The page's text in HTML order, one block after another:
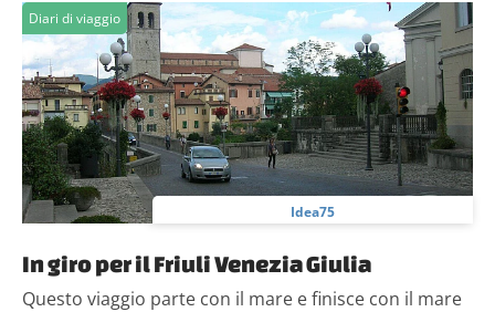
Diari di viaggio
Idea75
In giro per il Friuli Venezia Giulia
Questo viaggio parte con il mare e finisce con il mare